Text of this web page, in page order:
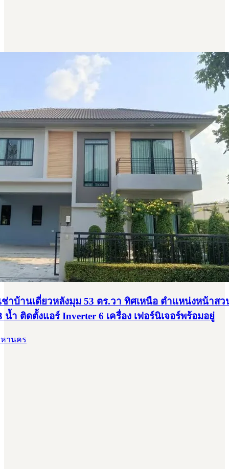
ช่าบ้านเดี่ยวหลังมุม 53 ตร.วา ทิศเหนือ ตำแหน่งหน้าสว
น้ำ ติดตั้งแอร์ Inverter 6 เครื่อง เฟอร์นิเจอร์พร้อมอยู่
หานคร